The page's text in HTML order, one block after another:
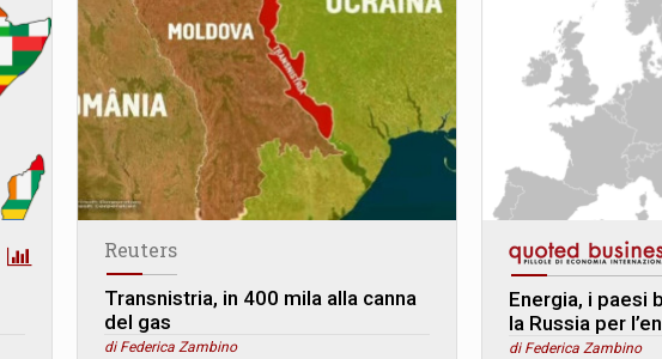
Reuters
Transnistria, in 400 mila alla canna
del gas
di Federica Zambino
Energia, i paesi
la Russia per
di Federica Zambino